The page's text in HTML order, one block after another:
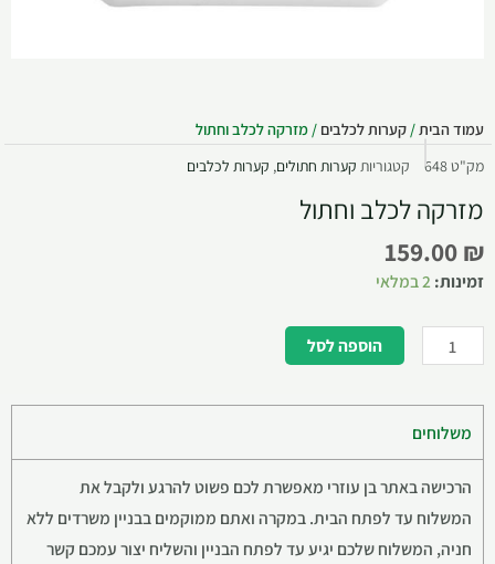
עמוד הבית/ קערות לכלבים / מזרקה לכלב וחתול
מק"ט648 קטגוריות קערות חתולים, קערות לכלבים
מזרקה לכלב וחתול
159.00₪
זמינות: 2 במלאי
הוספה לסל
משלוחים
הרכישה באתר בן עוזרי מאפשרת לכם פשוט להרגע ולקבל את
המשלוח עד לפתח הבית. במקרה ואתם ממוקמים בבניין משרדים ללא
חניה, המשלוח שלכם יגיע עד לפתח הבניין והשליח יצור עמכם קשר